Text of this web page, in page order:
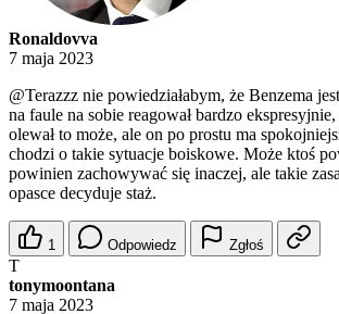
Ronaldovva
7 maja 2023
@Terazzz nie powiedziałabym, że Benzema
na faule na sobie reagował bardzo
olewał to może, ale on po prostu ma
chodzi o takie sytuacje boiskowe. Może ktoś
powinien zachowywać się inaczej, ale takie
opasce decyduje staż.
1 Odpowiedz Zgłoś
T
tonymoontana
7 maja 2023